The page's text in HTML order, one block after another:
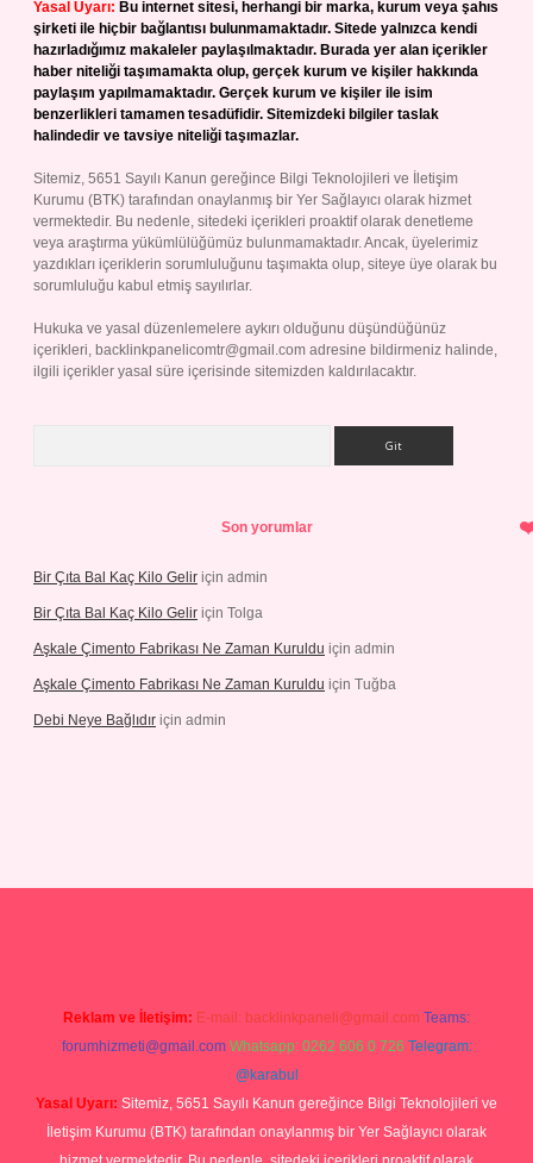
Yasal Uyarı: Bu internet sitesi, herhangi bir marka, kurum veya şahıs
şirketi ile hiçbir bağlantısı bulunmamaktadır. Sitede yalnızca kendi
hazırladığımız makaleler paylaşılmaktadır. Burada yer alan içerikler
haber niteliği taşımamakta olup, gerçek kurum ve kişiler hakkında
paylaşım yapılmamaktadır. Gerçek kurum ve kişiler ile isim
benzerlikleri tamamen tesadüfidir. Sitemizdeki bilgiler taslak
halindedir ve tavsiye niteliği taşımazlar.
Sitemiz, 5651 Sayılı Kanun gereğince Bilgi Teknolojileri ve İletişim
Kurumu (BTK) tarafından onaylanmış bir Yer Sağlayıcı olarak hizmet
vermektedir. Bu nedenle, sitedeki içerikleri proaktif olarak denetleme
veya araştırma yükümlülüğümüz bulunmamaktadır. Ancak, üyelerimiz
yazdıkları içeriklerin sorumluluğunu taşımakta olup, siteye üye olarak bu
sorumluluğu kabul etmiş sayılırlar.
Hukuka ve yasal düzenlemelere aykırı olduğunu düşündüğünüz
içerikleri, backlinkpanelicomtr@gmail.com adresine bildirmeniz halinde,
ilgili içerikler yasal süre içerisinde sitemizden kaldırılacaktır.
Son yorumlar
Bir Çıta Bal Kaç Kilo Gelir için admin
Bir Çıta Bal Kaç Kilo Gelir için Tolga
Aşkale Çimento Fabrikası Ne Zaman Kuruldu için admin
Aşkale Çimento Fabrikası Ne Zaman Kuruldu için Tuğba
Debi Neye Bağlıdır için admin
Reklam ve İletişim: E-mail: backlinkpaneli@gmail.com Teams:
forumhizmeti@gmail.com Whatsapp: 0262 606 0 726 Telegram:
@karabul
Yasal Uyarı: Sitemiz, 5651 Sayılı Kanun gereğince Bilgi Teknolojileri ve
İletişim Kurumu (BTK) tarafından onaylanmış bir Yer Sağlayıcı olarak